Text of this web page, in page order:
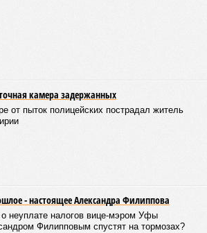
КОММЕНТАРИИ 0
на развитие промышленности
сумма